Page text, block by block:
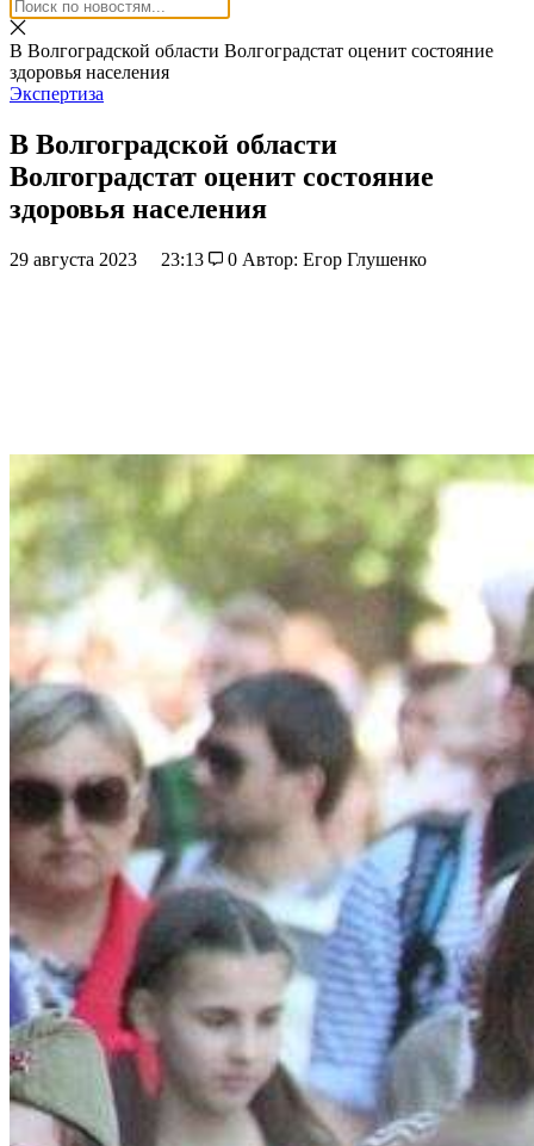
В Волгоградской области Волгоградстат оценит состояние
здоровья населения
Экспертиза
В Волгоградской области
Волгоградстат оценит состояние
здоровья населения
29 августа 2023 23:13 0 Автор: Егор Глушенко